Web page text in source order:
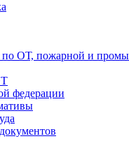
по ОТ, пожарной и
федерации